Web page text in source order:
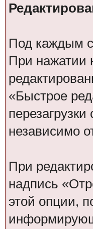
Под каждым
При нажатии
«Быстрое
независимо
При
надпись
этой опции,